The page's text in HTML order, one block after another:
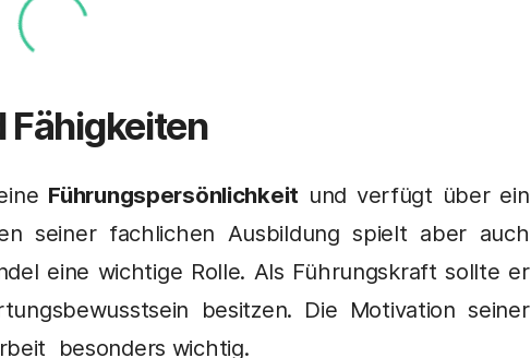
Fähigkeiten
Führungspersönlichkeit und verfügt über ein
seiner fachlichen Ausbildung spielt aber auch
eine wichtige Rolle. Als Führungskraft sollte er
besitzen. Die Motivation seiner
besonders wichtig.